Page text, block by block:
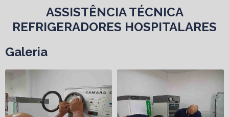
ASSISTÊNCIA TÉCNICA
REFRIGERADORES HOSPITALARES
Galeria